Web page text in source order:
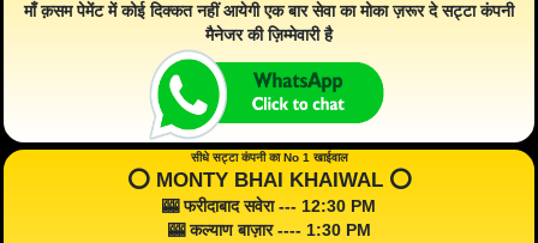
माँ क़सम पेमेंट में कोई दिक्कत नहीं आयेगी एक बार सेवा का मोका ज़रूर दे सट्टा कंपनी
मैनेजर की ज़िम्मेवारी है
सीधे सट्टा कंपनी का No 1 खाईवाल
⭕️ MONTY BHAI KHAIWAL ⭕️
🎰 फरीदाबाद सवेरा --- 12:30 PM
🎰 कल्याण बाज़ार ---- 1:30 PM